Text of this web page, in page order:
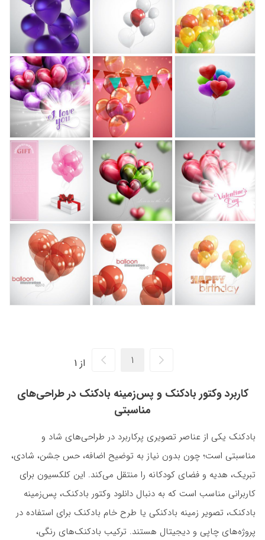
از 1
کاربرد وکتور بادکنک و پس‌زمینه بادکنک در طراحی‌های
مناسبتی
بادکنک یکی از عناصر تصویری پرکاربرد در طراحی‌های شاد و
مناسبتی است؛ چون بدون نیاز به توضیح اضافه، حس جشن، شادی،
تبریک، هدیه و فضای کودکانه را منتقل می‌کند. این کلکسیون برای
کاربرانی مناسب است که به دنبال دانلود وکتور بادکنک، پس‌زمینه
بادکنک، تصویر زمینه بادکنکی یا طرح خام بادکنک برای استفاده در
پروژه‌های چاپی و دیجیتال هستند. ترکیب بادکنک‌های رنگی،